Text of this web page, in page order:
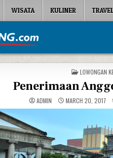
WISATA KULINER
POSTED IN
LOWONGAN
Penerimaan
ADMIN MARCH 20, 2017